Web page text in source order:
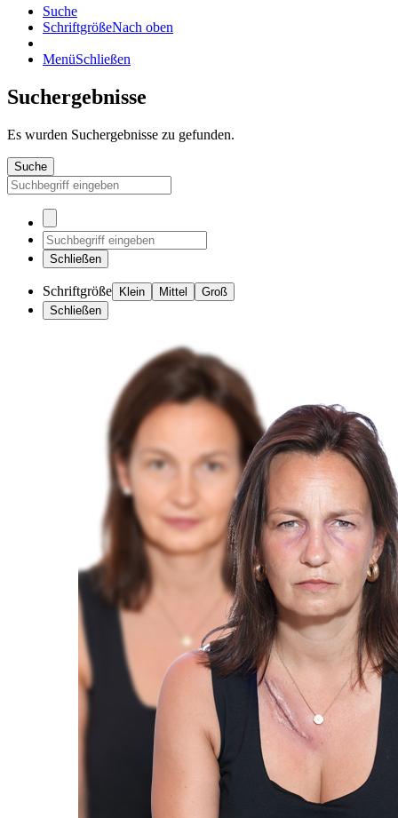
Suche
SchriftgrößeNach oben
MenüSchließen
Suchergebnisse
Es wurden Suchergebnisse zu gefunden.
Suche
Schließen
Schriftgröße Klein Mittel
Groß
Schließen